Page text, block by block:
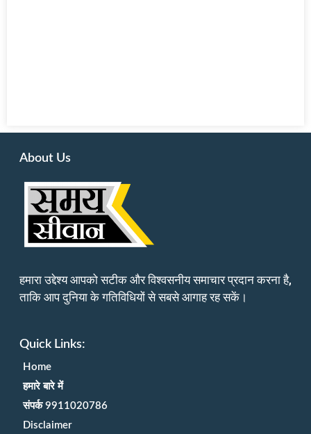
About Us
हमारा उद्देश्य आपको सटीक और विश्वसनीय समाचार प्रदान करना है,
ताकि आप दुनिया के गतिविधियों से सबसे आगाह रह सकें।
Quick Links:
Home
हमारे बारे में
संपर्क 9911020786
Disclaimer